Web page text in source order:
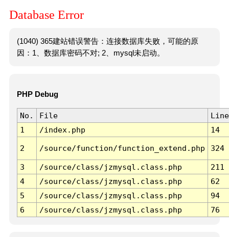
Database Error
(1040) 365建站错误警告：连接数据库失败，可能的原
因：1、数据库密码不对; 2、mysql未启动。
PHP Debug
No. File
Line
1
/index.php 14
2 /source/function/function_extend.php 324
3 /source/class/jzmysql.class.php
211
4
/source/class/jzmysql.class.php
62
5
/source/class/jzmysql.class.php
94
6
/source/class/jzmysql.class.php 76